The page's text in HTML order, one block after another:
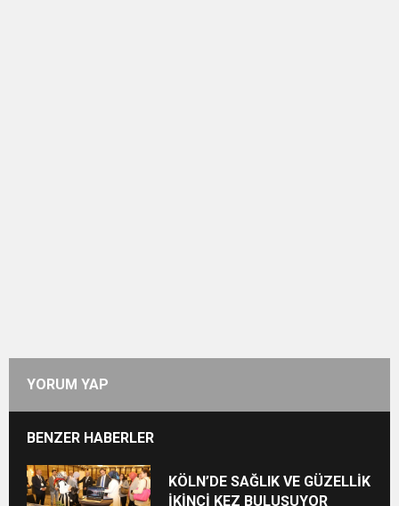
YORUM YAP
BENZER HABERLER
KÖLN’DE SAĞLIK VE GÜZELLİK
İKİNCİ KEZ BULUŞUYOR